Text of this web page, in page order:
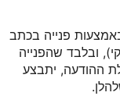
פנייה בכתב
ובלבד שהפנייה
ההודעה, יתבצע